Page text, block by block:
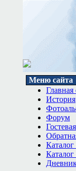
Меню сайта
Главная
История
Форум
Каталог
Каталог